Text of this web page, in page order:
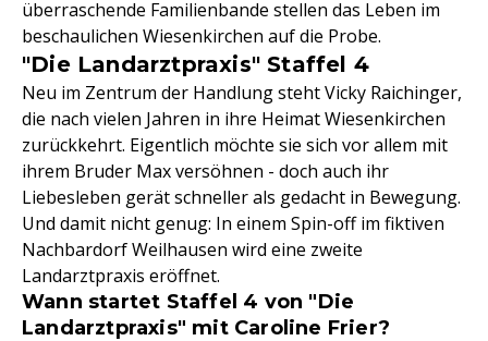
überraschende Familienbande stellen das Leben im
beschaulichen Wiesenkirchen auf die Probe.
"Die Landarztpraxis" Staffel 4
Neu im Zentrum der Handlung steht Vicky Raichinger,
die nach vielen Jahren in ihre Heimat Wiesenkirchen
zurückkehrt. Eigentlich möchte sie sich vor allem mit
ihrem Bruder Max versöhnen - doch auch ihr
Liebesleben gerät schneller als gedacht in Bewegung.
Und damit nicht genug: In einem Spin-off im fiktiven
Nachbardorf Weilhausen wird eine zweite
Landarztpraxis eröffnet.
Wann startet Staffel 4 von "Die
Landarztpraxis" mit Caroline Frier?